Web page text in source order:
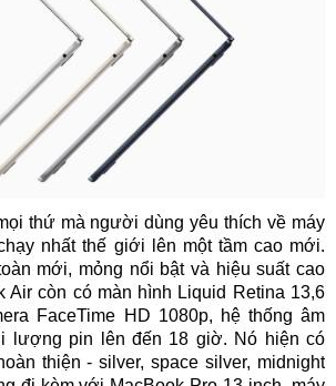
thứ mà người dùng yêu thích về máy
nhất thế giới lên một tầm cao mới.
mới, mỏng nổi bật và hiệu suất cao
Air còn có màn hình Liquid Retina 13,6
FaceTime HD 1080p, hệ thống âm
lượng pin lên đến 18 giờ. Nó hiện có
thiện - silver, space silver, midnight